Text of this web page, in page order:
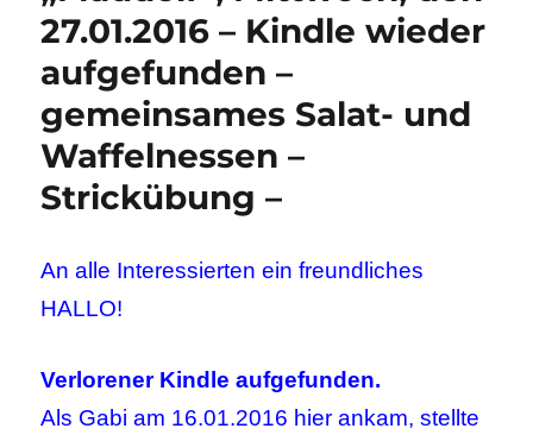
27.01.2016 – Kindle wieder
aufgefunden –
gemeinsames Salat- und
Waffelnessen –
Strickübung –
An alle Interessierten ein freundliches
HALLO!
Verlorener Kindle aufgefunden.
Als Gabi am 16.01.2016 hier ankam, stellte